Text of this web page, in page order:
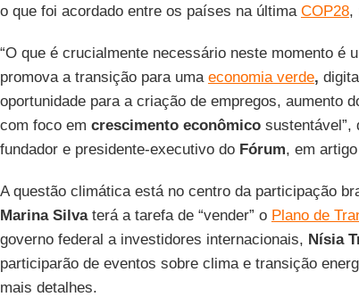
o que foi acordado entre os países na última COP28,
“O que é crucialmente necessário neste momento é
promova a transição para uma economia verde,
oportunidade para a criação de empregos, aumento
com foco em crescimento econômico sustentável”,
fundador e presidente-executivo doFórum, em
A questão climática está no centro da participação
Marina Silvaterá a tarefa de “vender” o Plano de
governo federal a investidores internacionais, Nísia
participarão de eventos sobre clima e transição
mais detalhes.